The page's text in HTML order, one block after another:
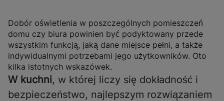
Dobór oświetlenia w poszczególnych pomieszczeń
domu czy biura powinien być podyktowany przede
wszystkim funkcją, jaką dane miejsce pełni, a także
indywidualnymi potrzebami jego użytkowników. Oto
kilka istotnych wskazówek.
W kuchni, w której liczy się dokładność i
bezpieczeństwo, najlepszym rozwiązaniem